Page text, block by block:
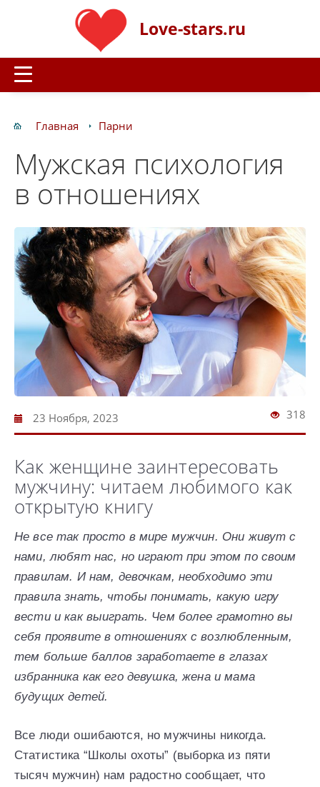
Love-stars.ru
Главная Парни
Мужская психология
в отношениях
23 Ноября, 2023 318
Как женщине заинтересовать
мужчину: читаем любимого как
открытую книгу
Не все так просто в мире мужчин. Они живут с
нами, любят нас, но играют при этом по своим
правилам. И нам, девочкам, необходимо эти
правила знать, чтобы понимать, какую игру
вести и как выиграть. Чем более грамотно вы
себя проявите в отношениях с возлюбленным,
тем больше баллов заработаете в глазах
избранника как его девушка, жена и мама
будущих детей.
Все люди ошибаются, но мужчины никогда.
Статистика “Школы охоты” (выборка из пяти
тысяч мужчин) нам радостно сообщает, что